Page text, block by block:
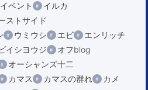
イベント
イルカ
ストサイド
ウミウシ エビ
エンリッチ
イシヨウジ
オフblog
オーシャンズ十二
カマス カマスの群れ
カメ